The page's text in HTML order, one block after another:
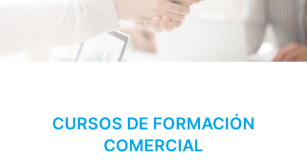
CURSOS DE FORMACIÓN
COMERCIAL